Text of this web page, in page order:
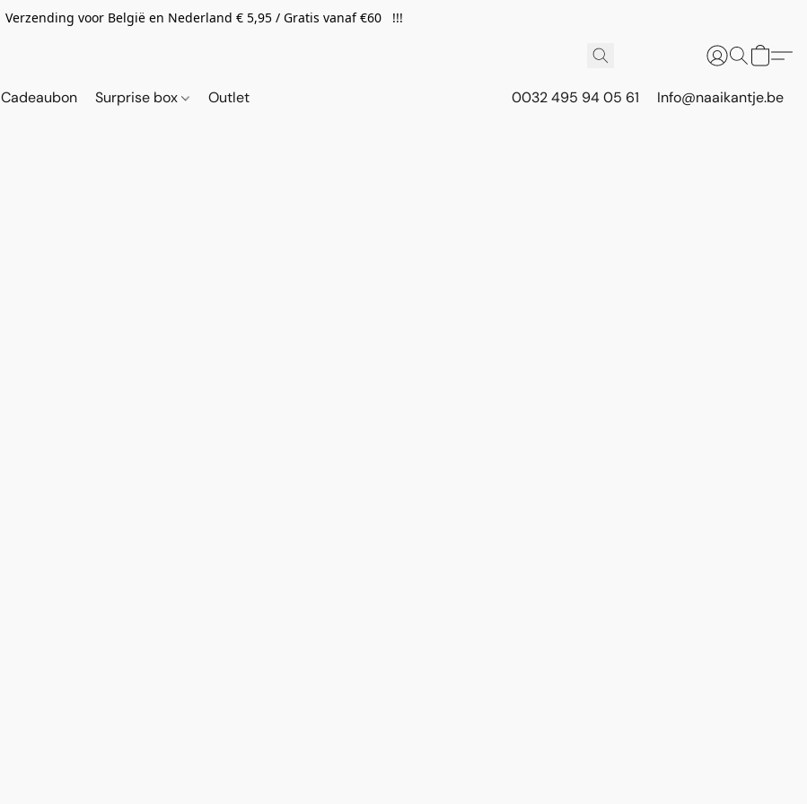
Verzending voor België en Nederland € 5,95 / Gratis vanaf €60 !!!
Cadeaubon Surprise box Outlet 0032 495 94 05 61 Info@naaikantje.be